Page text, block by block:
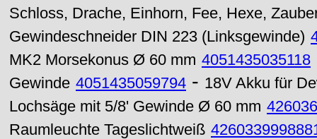
Schloss, Drache, Einhorn, Fee, Hexe,
Gewindeschneider DIN 223 (Linksgewinde)
MK2 Morsekonus Ø 60 mm 4051435035118
Gewinde 4051435059794 - 18V Akku für
Lochsäge mit 5/8' Gewinde Ø 60 mm
Raumleuchte Tageslichtweiß